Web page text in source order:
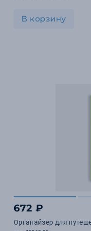
В корзину
672 ₽
Органайзер для